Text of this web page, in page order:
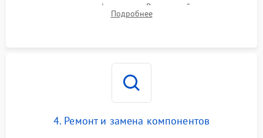
переключения и трансформатора. Визуальный поиск вздутых
конденсаторов и прогаров на печатной плате.
Подробнее
4. Ремонт и замена компонентов